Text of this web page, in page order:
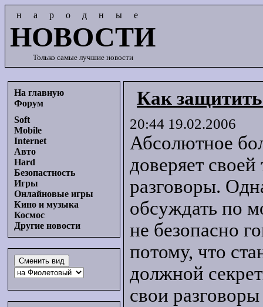
народные
НОВОСТИ
Только самые лучшие новости
На главную
Форум
Soft
Mobile
Internet
Авто
Hard
Безопастность
Игры
Онлайновые игры
Кино и музыка
Космос
Другие новости
Как
20:44 19.02.2006
Абсолютное
доверяет
разговоры.
обсуждать по
не безопасно
потому, что
должной
свои